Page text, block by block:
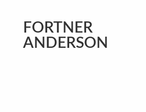
FORTNER
ANDERSON